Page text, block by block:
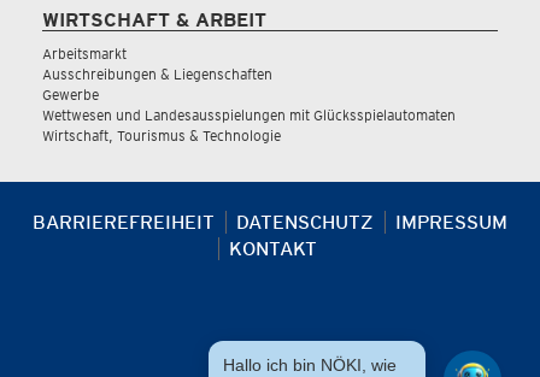
WIRTSCHAFT & ARBEIT
Arbeitsmarkt
Ausschreibungen & Liegenschaften
Gewerbe
Wettwesen und Landesausspielungen mit Glücksspielautomaten
Wirtschaft, Tourismus & Technologie
BARRIEREFREIHEIT DATENSCHUTZ
IMPRESSUM
KONTAKT
Hallo ich bin NÖKI, wie